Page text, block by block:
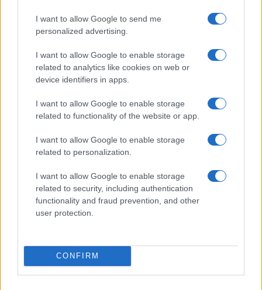
I want to allow Google to send me
personalized advertising.
I want to allow Google to enable storage
related to analytics like cookies on web or
device identifiers in apps.
I want to allow Google to enable storage
related to functionality of the website or app.
I want to allow Google to enable storage
related to personalization.
I want to allow Google to enable storage
related to security, including authentication
functionality and fraud prevention, and other
user protection.
CONFIRM
Sportmagazine: notizie, approfondimenti e classifiche su
calcio, basket, tennis, ciclismo, motori, Formula 1,
nazionali e internazionali, gli highlight delle partite, le
interviste ai protagonisti e i risultati in tempo reale di tutte
SEZIONI
Motori